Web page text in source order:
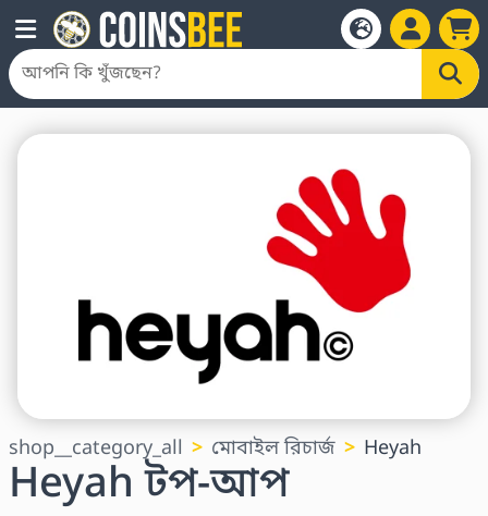
shop__category_all মোবাইল রিচার্জ Heyah
Heyah টপ-আপ